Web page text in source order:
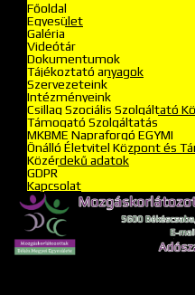
Főoldal
Egyesület
Galéria
Videótár
Dokumentumok
Tájékoztató anyagok
Szervezeteink
Intézményeink
Csillag Szociális Szolgáltató
Támogató Szolgáltatás
MKBME Napraforgó EGYMI
Önálló Életvitel Központ és
Közérdekű adatok
GDPR
Kapcsolat